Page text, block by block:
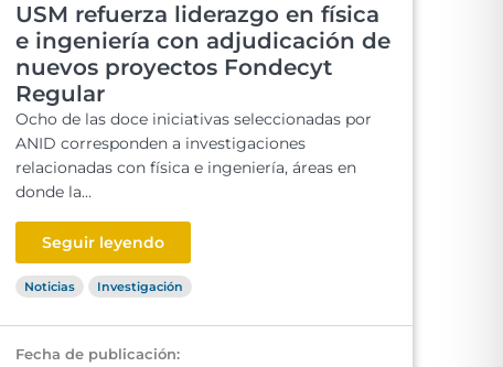
USM refuerza liderazgo en física
e ingeniería con adjudicación de
nuevos proyectos Fondecyt
Regular
Ocho de las doce iniciativas seleccionadas por
ANID corresponden a investigaciones
relacionadas con física e ingeniería, áreas en
donde la...
Seguir leyendo
Noticias Investigación
Fecha de publicación: